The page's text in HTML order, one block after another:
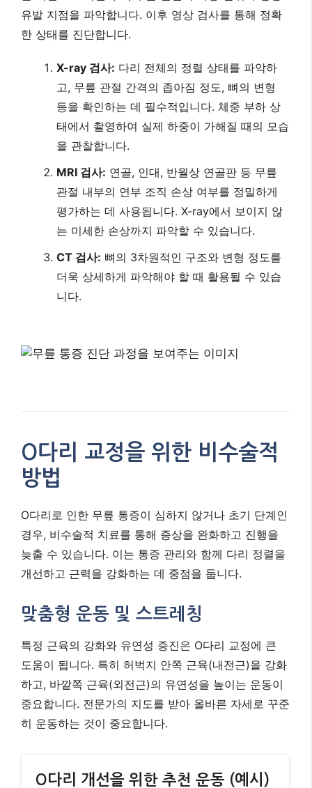
유발 지점을 파악합니다. 이후 영상 검사를 통해 정확
한 상태를 진단합니다.
X-ray 검사: 다리 전체의 정렬 상태를 파악하
고, 무릎 관절 간격의 좁아짐 정도, 뼈의 변형
등을 확인하는 데 필수적입니다. 체중 부하 상
태에서 촬영하여 실제 하중이 가해질 때의 모습
을 관찰합니다.
MRI 검사: 연골, 인대, 반월상 연골판 등 무릎
관절 내부의 연부 조직 손상 여부를 정밀하게
평가하는 데 사용됩니다. X-ray에서 보이지 않
는 미세한 손상까지 파악할 수 있습니다.
CT 검사: 뼈의 3차원적인 구조와 변형 정도를
더욱 상세하게 파악해야 할 때 활용될 수 있습
니다.
O다리 교정을 위한 비수술적
방법
O다리로 인한 무릎 통증이 심하지 않거나 초기 단계인
경우, 비수술적 치료를 통해 증상을 완화하고 진행을
늦출 수 있습니다. 이는 통증 관리와 함께 다리 정렬을
개선하고 근력을 강화하는 데 중점을 둡니다.
맞춤형 운동 및 스트레칭
특정 근육의 강화와 유연성 증진은 O다리 교정에 큰
도움이 됩니다. 특히 허벅지 안쪽 근육(내전근)을 강화
하고, 바깥쪽 근육(외전근)의 유연성을 높이는 운동이
중요합니다. 전문가의 지도를 받아 올바른 자세로 꾸준
히 운동하는 것이 중요합니다.
O다리 개선을 위한 추천 운동 (예시)